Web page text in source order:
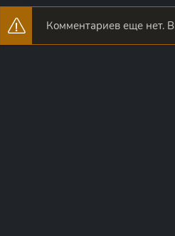
Комментариев еще нет.